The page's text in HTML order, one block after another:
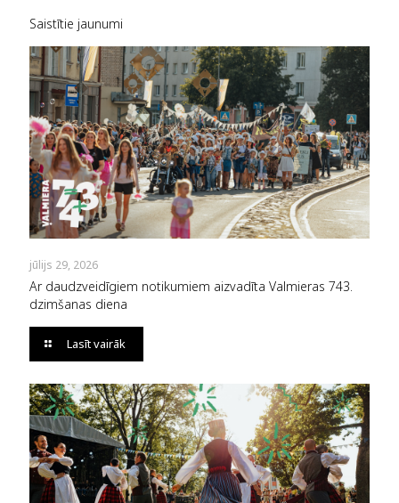
Saistītie jaunumi
jūlijs 29, 2026
Ar daudzveidīgiem notikumiem aizvadīta Valmieras 743.
dzimšanas diena
Lasīt vairāk